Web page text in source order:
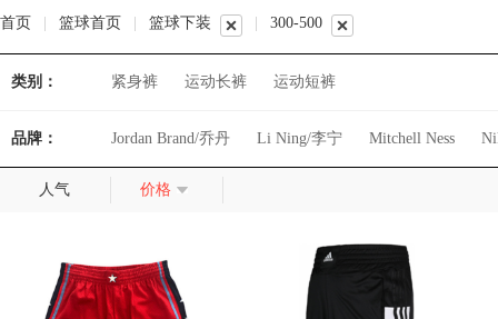
首页 篮球首页 篮球下装 300-500
类别： 紧身裤 运动长裤 运动短裤
品牌： Jordan Brand/乔丹 Li Ning/李宁 Mitchell Ness
人气 价格